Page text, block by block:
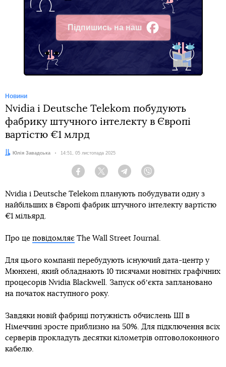
Підпишись на наш
Facebook
Новини
Nvidia і Deutsche Telekom побудують
фабрику штучного інтелекту в Європі
вартістю €1 млрд
Автор:Юлія Завадська Дата:
14:51, 05 листопада 2025
Facebook Twitter Telegram
Nvidia і Deutsche Telekom планують побудувати одну з
найбільших в Європі фабрик штучного інтелекту вартістю
€1 мільярд.
Про це повідомляє The Wall Street Journal.
Для цього компанії перебудують існуючий дата-центр у
Мюнхені, який обладнають 10 тисячами новітніх графічних
процесорів Nvidia Blackwell. Запуск обʼєкта заплановано
на початок наступного року.
Завдяки новій фабриці потужність обчислень ШІ в
Німеччині зросте приблизно на 50%. Для підключення всіх
серверів прокладуть десятки кілометрів оптоволоконного
кабелю.